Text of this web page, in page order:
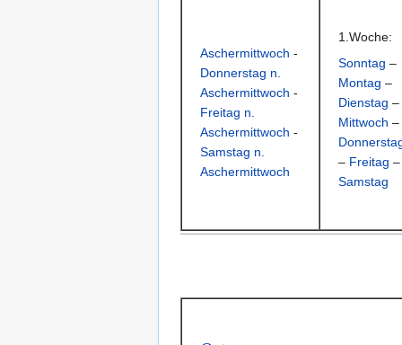
Aschermittwoch -
Donnerstag n.
Aschermittwoch -
Freitag n.
Aschermittwoch -
Samstag n.
Aschermittwoch
1.Woche:
Sonntag –
Montag –
Dienstag –
Mittwoch –
– Freitag –
Samstag